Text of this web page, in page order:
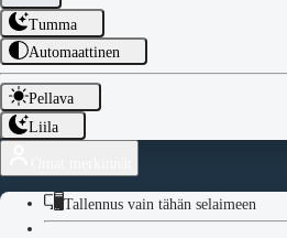
Tumma
Automaattinen
Pellava
Liila
Tallennus vain tähän selaimeen